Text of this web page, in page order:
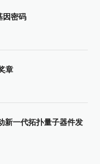
因密码
章
新一代拓扑量子器件发